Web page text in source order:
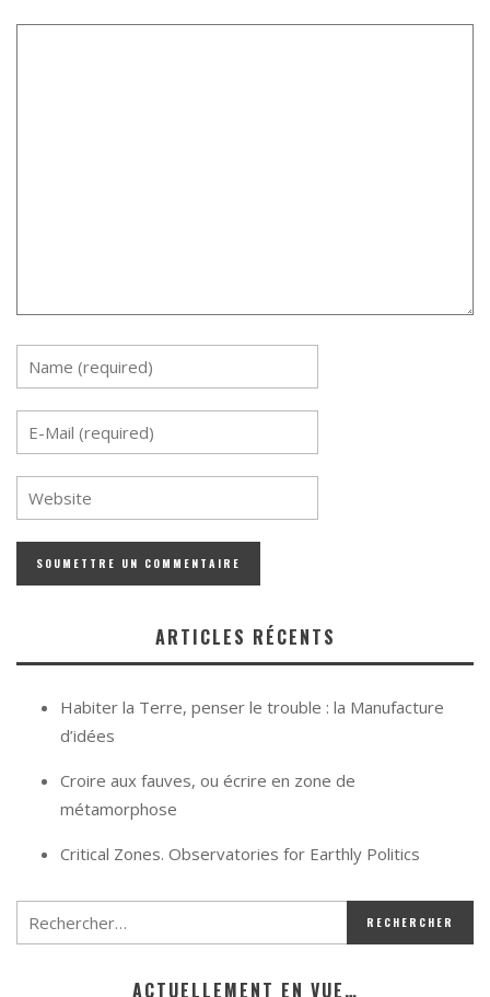
ARTICLES RÉCENTS
Habiter la Terre, penser le trouble : la Manufacture
d’idées
Croire aux fauves, ou écrire en zone de
métamorphose
Critical Zones. Observatories for Earthly Politics
ACTUELLEMENT EN VUE…